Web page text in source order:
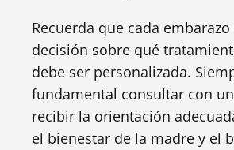
Recuerda que cada
decisión sobre qué
debe ser personalizada.
fundamental consultar con
recibir la orientación
el bienestar de la madre y el